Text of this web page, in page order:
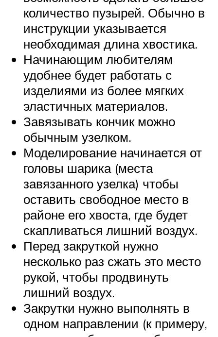
количество пузырей. Обычно в
инструкции указывается
необходимая длина хвостика.
Начинающим любителям
удобнее будет работать с
изделиями из более мягких
эластичных материалов.
Завязывать кончик можно
обычным узелком.
Моделирование начинается от
головы шарика (места
завязанного узелка) чтобы
оставить свободное место в
районе его хвоста, где будет
скапливаться лишний воздух.
Перед закруткой нужно
несколько раз сжать это место
рукой, чтобы продвинуть
лишний воздух.
Закрутки нужно выполнять в
одном направлении (к примеру,